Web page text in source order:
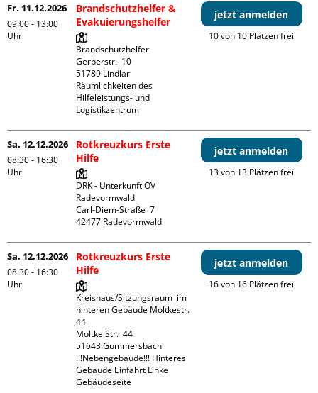
Fr. 11.12.2026
09:00 - 13:00
Uhr
Brandschutzhelfer &
Evakuierungshelfer
Brandschutzhelfer
Gerberstr.  10
51789 Lindlar
Räumlichkeiten des
Hilfeleistungs- und
Logistikzentrum
jetzt anmelden
10 von 10 Plätzen frei
Sa. 12.12.2026
08:30 - 16:30
Uhr
Rotkreuzkurs Erste
Hilfe
DRK - Unterkunft OV
Radevormwald
Carl-Diem-Straße  7
jetzt anmelden
13 von 13 Plätzen frei
Sa. 12.12.2026
08:30 - 16:30
Uhr
Rotkreuzkurs Erste
Hilfe
Kreishaus/Sitzungsraum  im
hinteren Gebäude Moltkestr.
44
Moltke Str.  44
51643 Gummersbach
!!!Nebengebäude!!! Hinteres
Gebäude Einfahrt Linke
Gebäudeseite
jetzt anmelden
16 von 16 Plätzen frei